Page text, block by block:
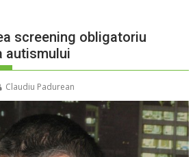
screening obligatoriu
autismului
Claudiu Padurean